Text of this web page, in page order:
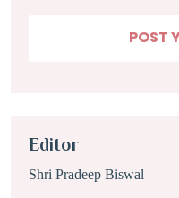
Editor
Shri Pradeep Biswal